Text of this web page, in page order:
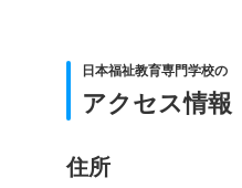
日本福祉教育専門学校の
アクセス情報
住所